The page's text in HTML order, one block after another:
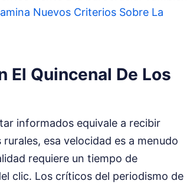
Nuevos Criterios Sobre La
El Quincenal De Los
informados equivale a recibir
esa velocidad es a menudo
requiere un tiempo de
clic. Los críticos del periodismo de